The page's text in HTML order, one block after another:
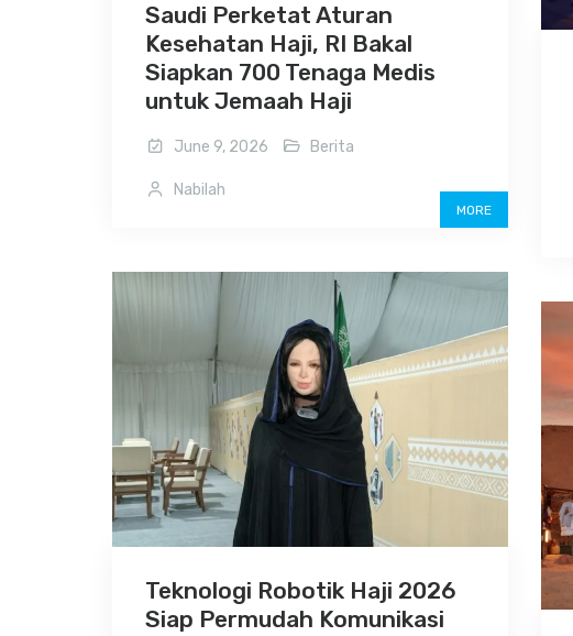
Saudi Perketat Aturan
Kesehatan Haji, RI Bakal
Siapkan 700 Tenaga Medis
untuk Jemaah Haji
June 9, 2026 Berita
Nabilah
MORE
Teknologi Robotik Haji 2026
Siap Permudah Komunikasi